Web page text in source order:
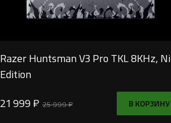
Razer Huntsman V3 Pro TKL 8KHz,
Edition
21 999 ₽ 25 999 ₽ В КОРЗИНУ